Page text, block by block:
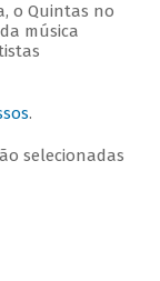
o Quintas no
música
.
selecionadas